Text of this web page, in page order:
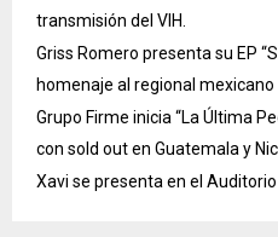
transmisión del VIH.
Griss Romero presenta su EP
homenaje al regional mexicano
Grupo Firme inicia “La Última
con sold out en Guatemala y
Xavi se presenta en el Auditorio